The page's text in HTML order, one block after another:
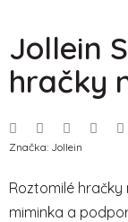
Jollein
hračky
Značka: Jollein
Roztomilé
miminka a